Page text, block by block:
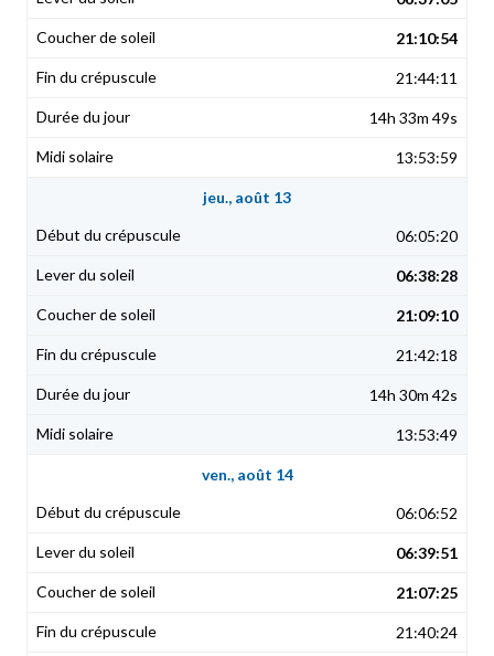
21:10:54
21:44:11
14h 33m 49s
13:53:59
jeu., août 13
06:05:20
06:38:28
21:09:10
21:42:18
14h 30m 42s
13:53:49
ven., août 14
06:06:52
06:39:51
21:07:25
21:40:24